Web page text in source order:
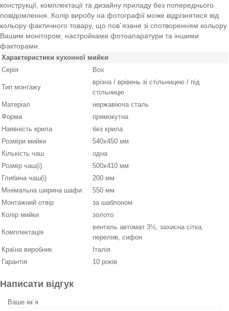
конструкції, комплектації та дизайну приладу без попереднього
повідомлення. Колір виробу на фотографії може відрізнятися від
кольору фактичного товару, що пов`язане зі спотворенням кольору
Вашим монітором, настройками фотоапаратури та іншими
факторами.
Характеристики кухонної мийки
Серія
Box
Тип монтажу
врізна / врівень зі стільницею / під
стільницю
Матеріал
нержавіюча сталь
Форма
прямокутна
Наявність крила
без крила
Розміри мийки
540х450 мм
Кількість чаш
одна
Розмір чаш(і)
500х410 мм
Глибина чаш(і)
200 мм
Мінімальна ширина шафи
550 мм
Монтажний отвір
за шаблоном
Колір мийки
золото
Комплектація
вентиль автомат 3½, захисна сітка,
перелив, сифон
Країна виробник
Італія
Гарантія
10 років
Написати відгук
Ваше ім`я